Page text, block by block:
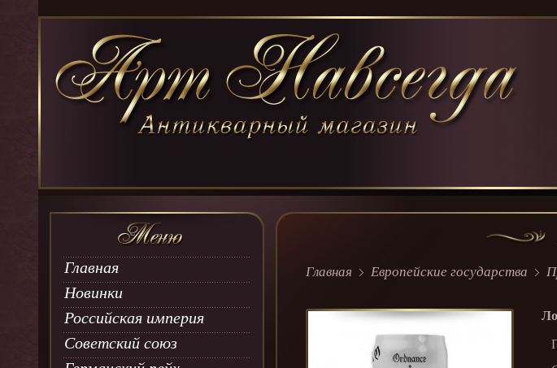
Главная
Новинки
Российская империя
Советский союз
Главная Европейские государства